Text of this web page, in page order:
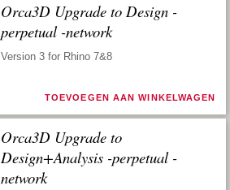
Orca3D Upgrade to Design -
perpetual -network
Version 3 for Rhino 7&8
TOEVOEGEN AAN WINKELWAGEN
Orca3D Upgrade to
Design+Analysis -perpetual -
network